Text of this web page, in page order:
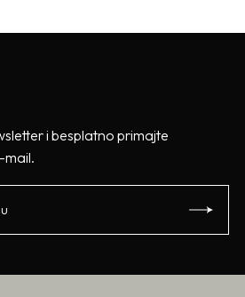
i besplatno primajte
mail.